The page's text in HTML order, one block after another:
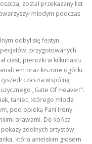
został przekazany list
młodym podczas
odbył się festyn.
przygotowanych
ciast, pierożki w kilkunastu
oraz kiszone ogórki.
czas na wspólną
„Gate Of Heaven”.
taniec, którego młodzi
pod opieką Pani Ireny
brawami. Do końca
zdolnych artystów.
która anielskim głosem